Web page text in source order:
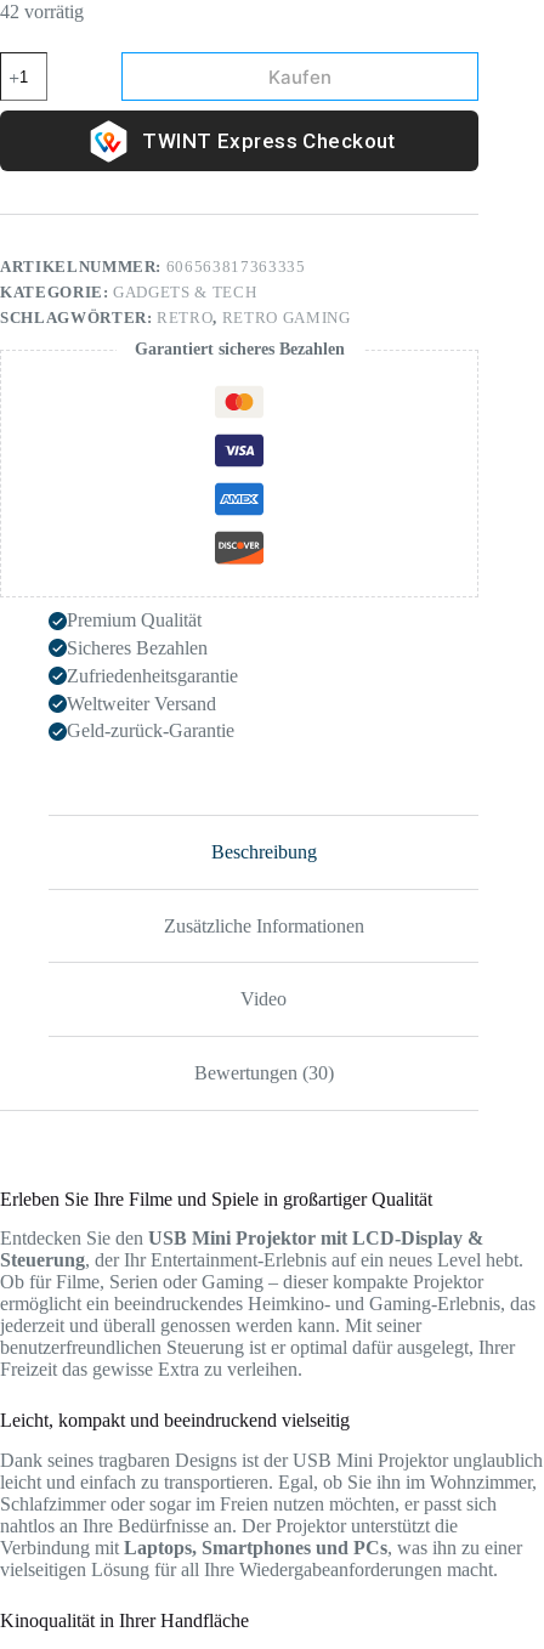
42 vorrätig
Kaufen
Express Checkout
ARTIKELNUMMER: 606563817363335
KATEGORIE:GADGETS & TECH
SCHLAGWÖRTER:RETRO, RETRO GAMING
Garantiert sicheres Bezahlen
Premium Qualität
Sicheres Bezahlen
Zufriedenheitsgarantie
Weltweiter Versand
Geld-zurück-Garantie
Beschreibung
Zusätzliche Informationen
Video
Bewertungen (30)
Erleben Sie Ihre Filme und Spiele in großartiger Qualität
Entdecken Sie den USB Mini Projektor mit LCD-Display &
Steuerung, der Ihr Entertainment-Erlebnis auf ein neues Level hebt.
Ob für Filme, Serien oder Gaming – dieser kompakte Projektor
ermöglicht ein beeindruckendes Heimkino- und Gaming-Erlebnis, das
jederzeit und überall genossen werden kann. Mit seiner
benutzerfreundlichen Steuerung ist er optimal dafür ausgelegt, Ihrer
Freizeit das gewisse Extra zu verleihen.
Leicht, kompakt und beeindruckend vielseitig
Dank seines tragbaren Designs ist der USB Mini Projektor unglaublich
leicht und einfach zu transportieren. Egal, ob Sie ihn im Wohnzimmer,
Schlafzimmer oder sogar im Freien nutzen möchten, er passt sich
nahtlos an Ihre Bedürfnisse an. Der Projektor unterstützt die
Verbindung mit Laptops, Smartphones und PCs, was ihn zu einer
vielseitigen Lösung für all Ihre Wiedergabeanforderungen macht.
Kinoqualität in Ihrer Handfläche